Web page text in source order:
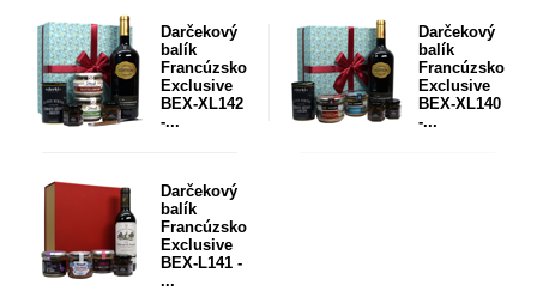
Darčekový
balík
Francúzsko
Exclusive
BEX-XL142
-...
Darčekový
balík
Francúzsko
Exclusive
BEX-XL140
-...
Darčekový
balík
Francúzsko
Exclusive
BEX-L141 -
...